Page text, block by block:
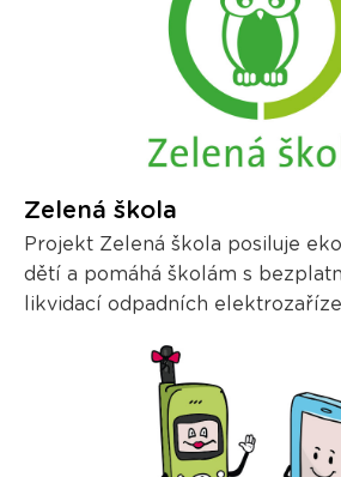
Zelená škola
Projekt Zelená škola posiluje
dětí a pomáhá školám s
likvidací odpadních